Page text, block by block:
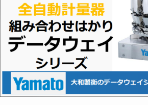
堅牢設計＋高防水仕様
豊富なオプションで柔軟対応